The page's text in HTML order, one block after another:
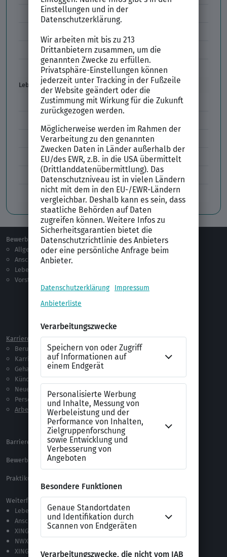
Schwächen im Vorstellungsgespräch
Vorbereitung Vorstellungsgespräch
Vorstellungsgespräch per Skype
Lebenslauf
Lebenslauf Aufbau und Inhalt
Lebenslauf Englisch Résumé
Lücken im Lebenslauf
Tabellarischer Lebenslauf
Professionelles Bewerbungsfoto
Bewerben
Allgemeines
Anschreiben
Lebenslauf
Vorstellungsgespräch
Berufsorientierung
Ausbildung
Jobprofile
Karriere
Berufseinstieg
Karriere machen
Gehalt
Kündigung
Neue Arbeitswelt
Personalführung
Arbeitsrecht
Vorlagen & Tests
Anschreiben-Vorlagen
Lebenslauf-Vorlagen
Checklisten
Testverfahren
Alle Word-Dateien
Alle Downloads
Barrierefreiheitserklärung
XING Impressum
Bewerbungs-FAQ
Praktikum Online Marketing
Weiterführende Links
Lebenslauf-Editor
Anschreiben-Editor
XING Stellenmarkt
NWX – „Alles zur Zukunft der Arbeit“
XING Campus